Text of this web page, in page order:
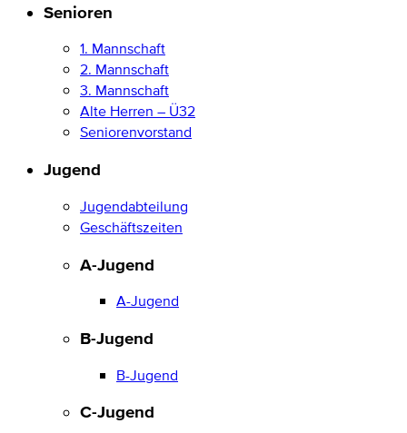
Senioren
1. Mannschaft
2. Mannschaft
3. Mannschaft
Alte Herren – Ü32
Seniorenvorstand
Jugend
Jugendabteilung
Geschäftszeiten
A-Jugend
A-Jugend
B-Jugend
B-Jugend
C-Jugend